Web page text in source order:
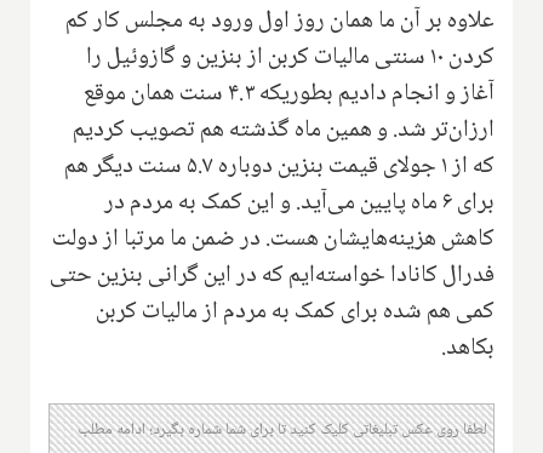
علاوه بر آن ما همان روز اول ورود به مجلس کار کم
کردن ۱۰ سنتی مالیات کربن از بنزین و گازوئیل را
آغاز و انجام دادیم بطوریکه ۴.۳ سنت همان موقع
ارزان‌تر شد. و همین ماه گذشته هم تصویب کردیم
که از ۱ جولای قیمت بنزین دوباره ۵.۷ سنت دیگر هم
برای ۶ ماه پایین می‌آید. و این کمک به مردم در
کاهش هزینه‌هایشان هست. در ضمن ما مرتبا از دولت
فدرال کانادا خواسته‌ایم که در این گرانی بنزین حتی
کمی هم شده برای کمک به مردم از مالیات کربن
بکاهد.
لطفا روی عکس تبلیغاتی کلیک کنید تا برای شما شماره بگیرد؛ ادامه مطلب